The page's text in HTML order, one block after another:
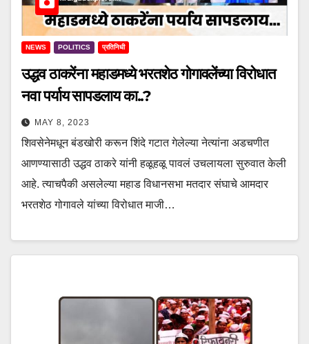
NEWS POLITICS प्रतिनिधी
उद्धव ठाकरेंना महाडमध्ये भरतशेठ गोगावलेंच्या विरोधात
नवा पर्याय सापडलाय का..?
MAY 8, 2023
शिवसेनेमधून बंडखोरी करून शिंदे गटात गेलेल्या नेत्यांना अडचणीत
आणण्यासाठी उद्धव ठाकरे यांनी हळूहळू पावलं उचलायला सुरुवात केली
आहे. त्याचपैकी असलेल्या महाड विधानसभा मतदार संघाचे आमदार
भरतशेठ गोगावले यांच्या विरोधात माजी…